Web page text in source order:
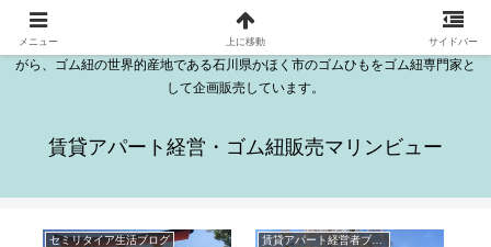
石川県かほく市木津にある日本海が見える2DKのきれいな部屋が16室ある賃貸
アパートはマリンビューです。マリンビューの越野勤は、セミリタイアをしな
がら、ゴム紐の世界的産地である石川県かほく市のゴムひもをゴム紐専門家と
して企画販売しています。
賃貸アパート経営・ゴム紐販売マリンビュー
セミリタイア生活ブログ
メニュー 上に移動 サイドバー